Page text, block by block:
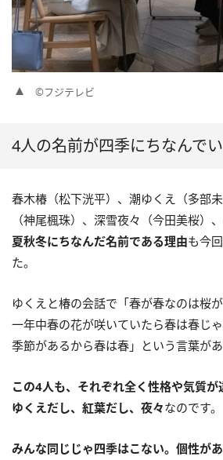
©フジテレビ
4人の名前が四季にちなんで
春木椿（松下洸平）、潮ゆくえ（多部
（神尾楓珠）、深雪夜々（今田美桜）
夏秋冬にちなんだ名前である理由も今
た。
ゆくえと椿の会話で「春が春なのは桜
一年中春の花が咲いていたら春は春じ
季節があるから春は春」という言葉があ
この4人も、それぞれ全く性格や気質が
ゆくえだし、紅葉だし、夜々なのです。
みんな同じじゃ四季はこない。個性が